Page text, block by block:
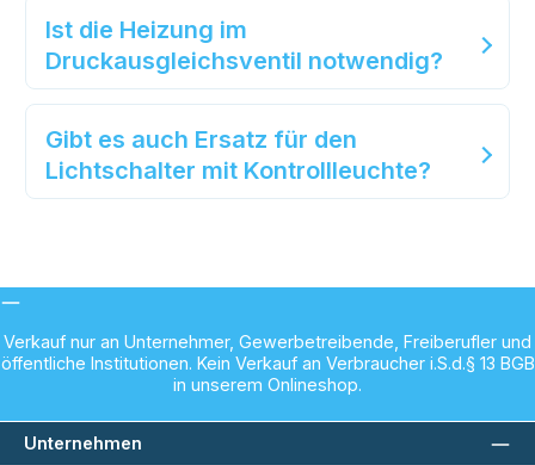
Ist die Heizung im
Druckausgleichsventil notwendig?
Gibt es auch Ersatz für den
Lichtschalter mit Kontrollleuchte?
Verkauf nur an Unternehmer, Gewerbetreibende, Freiberufler und
öffentliche Institutionen. Kein Verkauf an Verbraucher i.S.d.§ 13 BGB
in unserem Onlineshop.
Unternehmen